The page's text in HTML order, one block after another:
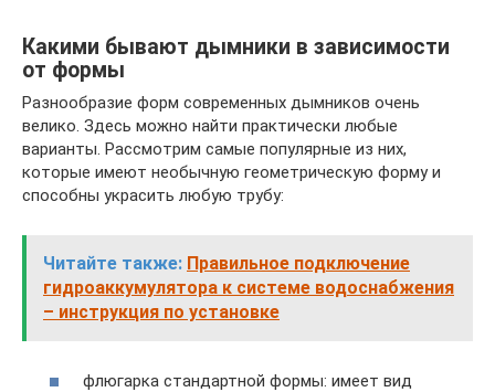
Какими бывают дымники в зависимости
от формы
Разнообразие форм современных дымников очень
велико. Здесь можно найти практически любые
варианты. Рассмотрим самые популярные из них,
которые имеют необычную геометрическую форму и
способны украсить любую трубу:
Читайте также: Правильное подключение
гидроаккумулятора к системе водоснабжения
– инструкция по установке
флюгарка стандартной формы: имеет вид